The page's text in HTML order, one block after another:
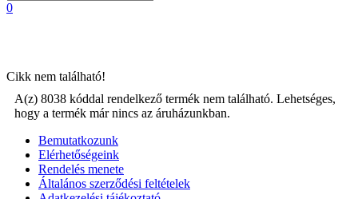
0
Cikk nem található!
A(z) 8038 kóddal rendelkező termék nem található. Lehetséges,
hogy a termék már nincs az áruházunkban.
Bemutatkozunk
Elérhetőségeink
Rendelés menete
Általános szerződési feltételek